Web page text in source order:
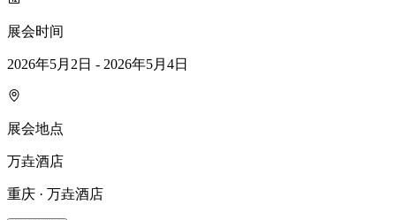
展会时间
2026年5月2日 - 2026年5月4日
展会地点
万垚酒店
重庆 · 万垚酒店